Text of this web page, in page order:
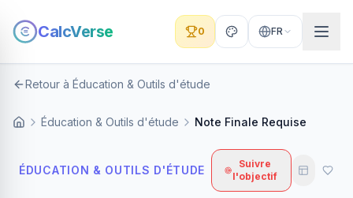
CalcVerse 0 FR
Retour à Éducation & Outils d'étude
Éducation & Outils d'étude Note Finale Requise
ÉDUCATION & OUTILS D'ÉTUDE
Suivre
l'objectif